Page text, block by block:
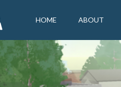
HOME ABOUT